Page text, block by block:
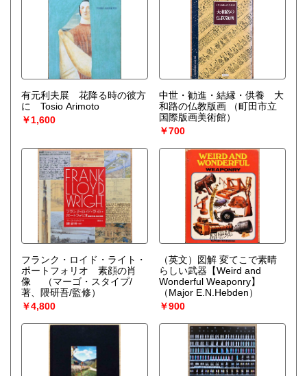
有元利夫展 花降る時の彼方
に Tosio Arimoto
￥1,600
中世・勧進・結縁・供養 大
和路の仏教版画
（町田市立
国際版画美術館）
￥700
フランク・ロイド・ライト・
ポートフォリオ 素顔の肖
像
（マーゴ・スタイプ/
著、隈研吾/監修）
￥4,800
（英文）図解 変てこで素晴
らしい武器【Weird and
Wonderful Weaponry】
（Major E.N.Hebden）
￥900